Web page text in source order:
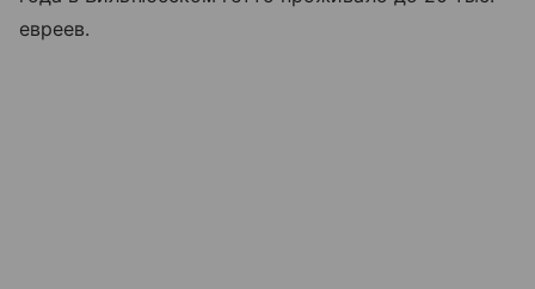
евреев.